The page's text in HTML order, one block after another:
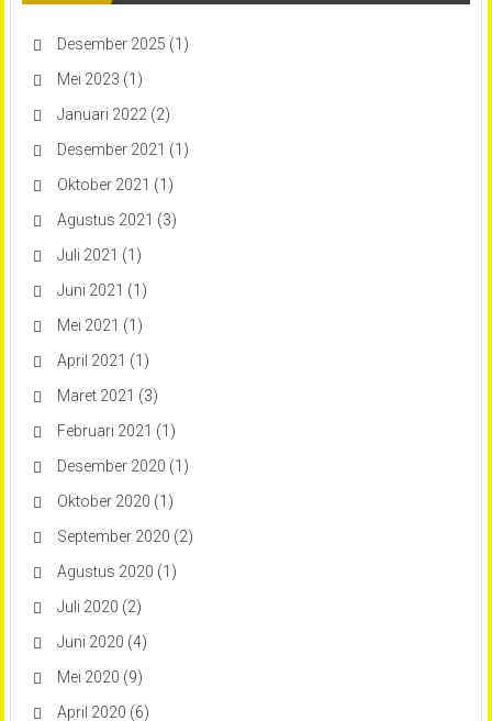
Desember 2025 (1)
Mei 2023 (1)
Januari 2022 (2)
Desember 2021 (1)
Oktober 2021 (1)
Agustus 2021 (3)
Juli 2021 (1)
Juni 2021 (1)
Mei 2021 (1)
April 2021 (1)
Maret 2021 (3)
Februari 2021 (1)
Desember 2020 (1)
Oktober 2020 (1)
September 2020 (2)
Agustus 2020 (1)
Juli 2020 (2)
Juni 2020 (4)
Mei 2020 (9)
April 2020 (6)